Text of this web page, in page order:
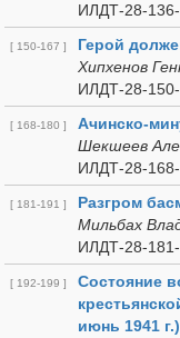
ИЛДТ-28-
[ 150-167 ]
Герой
Хипхенов
ИЛДТ-28-
[ 168-180 ]
Ачинско-
Шекшеев
ИЛДТ-28-
[ 181-191 ]
Разгром
Мильбах
ИЛДТ-28-
[ 192-199 ]
Состояние
июнь 1941 г.)